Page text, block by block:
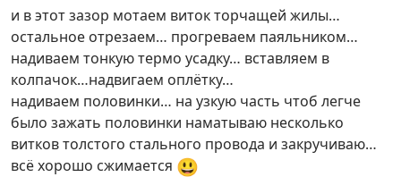
и в этот зазор мотаем виток торчащей жилы…
остальное отрезаем… прогреваем паяльником…
надиваем тонкую термо усадку… вставляем в
колпачок…надвигаем оплётку…
надиваем половинки… на узкую часть чтоб легче
было зажать половинки наматываю несколько
витков толстого стального провода и закручиваю…
всё хорошо сжимается 😃